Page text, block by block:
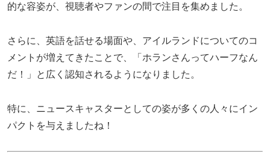
的な容姿が、視聴者やファンの間で注目を集めました。
さらに、英語を話せる場面や、アイルランドについてのコ
メントが増えてきたことで、「ホランさんってハーフなん
だ！」と広く認知されるようになりました。
特に、ニュースキャスターとしての姿が多くの人々にイン
パクトを与えましたね！